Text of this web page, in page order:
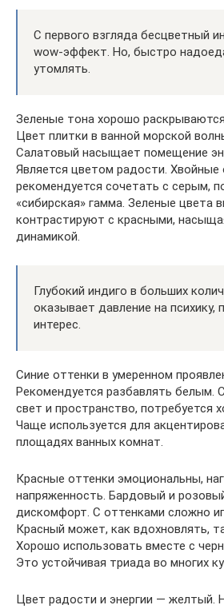
С первого взгляда бесцветный
wow-эффект. Но, быстро
утомлять.
Зеленые тона хорошо
Цвет плитки в ванной морской
Салатовый насыщает помещение
Является цветом радости. Хвойные
рекомендуется сочетать с серым,
«сибирская» гамма. Зеленые цвета
контрастируют с красными,
динамикой.
Глубокий индиго в больших
оказывает давление на психику,
интерес.
Синие оттенки в умеренном
Рекомендуется разбавлять белым.
свет и пространство, потребуется
Чаще используется для
площадях ванных комнат.
Красные оттенки эмоциональны,
напряженность. Бардовый и
дискомфорт. С оттенками сложно
Красный может, как вдохновлять,
Хорошо использовать вместе с
Это устойчивая триада во многих
Цвет радости и энергии — желтый.